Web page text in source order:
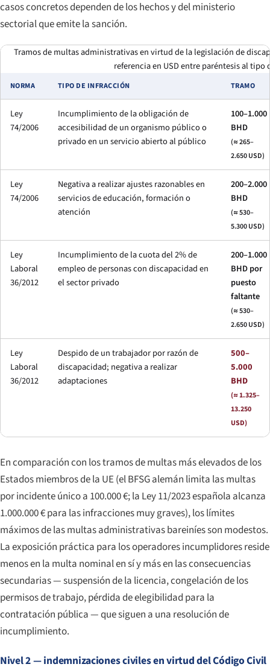
casos concretos dependen de los hechos y del ministerio
sectorial que emite la sanción.
Tramos de multas administrativas en virtud de la legislación de
referencia en USD entre paréntesis al tipo
NORMA TIPO DE INFRACCIÓN TRAMO
Ley
74/2006
Incumplimiento de la obligación de
accesibilidad de un organismo público o
privado en un servicio abierto al público
100–1.000
BHD
(≈ 265–
2.650 USD)
Ley
74/2006
Negativa a realizar ajustes razonables en
servicios de educación, formación o
atención
200–2.000
BHD
(≈ 530–
5.300 USD)
Ley
Laboral
36/2012
Incumplimiento de la cuota del 2% de
empleo de personas con discapacidad en
el sector privado
200–1.000
BHD por
puesto
faltante
(≈ 530–
2.650 USD)
Ley
Laboral
36/2012
Despido de un trabajador por razón de
discapacidad; negativa a realizar
adaptaciones
500–
5.000
BHD
(≈ 1.325–
13.250
USD)
En comparación con los tramos de multas más elevados de los
Estados miembros de la UE (el BFSG alemán limita las multas
por incidente único a 100.000 €; la Ley 11/2023 española alcanza
1.000.000 € para las infracciones muy graves), los límites
máximos de las multas administrativas bareiníes son modestos.
La exposición práctica para los operadores incumplidores reside
menos en la multa nominal en sí y más en las consecuencias
secundarias — suspensión de la licencia, congelación de los
permisos de trabajo, pérdida de elegibilidad para la
contratación pública — que siguen a una resolución de
incumplimiento.
Nivel 2 — indemnizaciones civiles en virtud del Código Civil